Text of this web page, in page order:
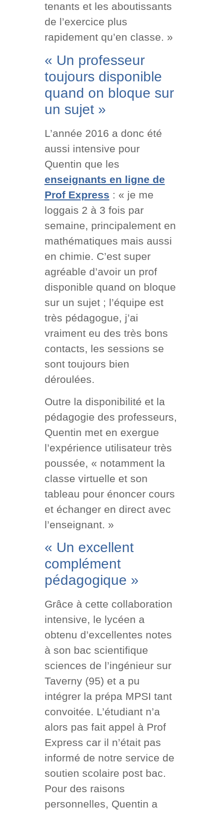
tenants et les aboutissants
de l’exercice plus
rapidement qu’en classe. »
« Un professeur
toujours disponible
quand on bloque sur
un sujet »
L’année 2016 a donc été
aussi intensive pour
Quentin que les
enseignants en ligne de
Prof Express : « je me
loggais 2 à 3 fois par
semaine, principalement en
mathématiques mais aussi
en chimie. C’est super
agréable d’avoir un prof
disponible quand on bloque
sur un sujet ; l’équipe est
très pédagogue, j’ai
vraiment eu des très bons
contacts, les sessions se
sont toujours bien
déroulées.
Outre la disponibilité et la
pédagogie des professeurs,
Quentin met en exergue
l’expérience utilisateur très
poussée, « notamment la
classe virtuelle et son
tableau pour énoncer cours
et échanger en direct avec
l’enseignant. »
« Un excellent
complément
pédagogique »
Grâce à cette collaboration
intensive, le lycéen a
obtenu d’excellentes notes
à son bac scientifique
sciences de l’ingénieur sur
Taverny (95) et a pu
intégrer la prépa MPSI tant
convoitée. L’étudiant n’a
alors pas fait appel à Prof
Express car il n’était pas
informé de notre service de
soutien scolaire post bac.
Pour des raisons
personnelles, Quentin a